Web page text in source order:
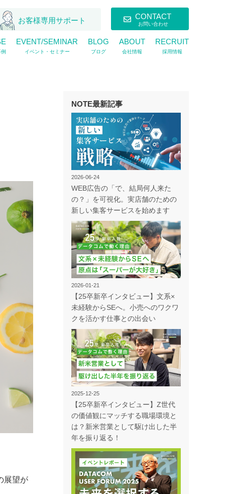
お客様専用サポート CONTACT
お問い合わせ
EVENT/SEMINAR
イベント・セミナー
BLOG
ブログ
ABOUT
会社情報
RECRUIT
採用情報
展望が
NOTE最新記事
2026-06-24
WEB広告の「で、結局何人来た
の？」を可視化。実店舗のための
新しい集客サービスを始めます
2026-01-21
【25卒新卒インタビュー】文系×
未経験からSEへ。小売へのワクワ
クを活かす仕事との出会い
2025-12-25
【25卒新卒インタビュー】Z世代
の価値観にマッチする職場環境と
は？新米営業として駆け出した半
年を振り返る！